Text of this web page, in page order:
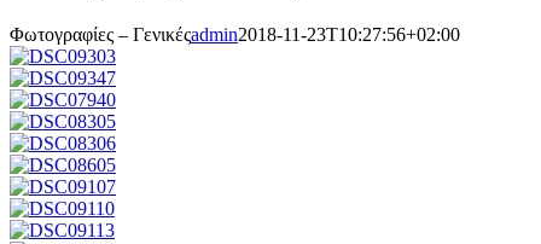
Φωτογραφίες – Γενικέςadmin2018-11-23T10:27:56+02:00